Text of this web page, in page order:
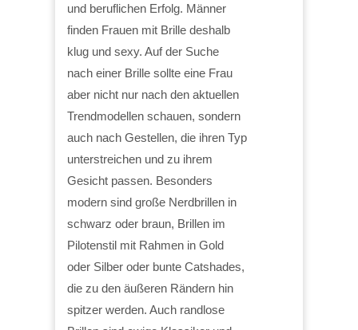
und beruflichen Erfolg. Männer
finden Frauen mit Brille deshalb
klug und sexy. Auf der Suche
nach einer Brille sollte eine Frau
aber nicht nur nach den aktuellen
Trendmodellen schauen, sondern
auch nach Gestellen, die ihren Typ
unterstreichen und zu ihrem
Gesicht passen. Besonders
modern sind große Nerdbrillen in
schwarz oder braun, Brillen im
Pilotenstil mit Rahmen in Gold
oder Silber oder bunte Catshades,
die zu den äußeren Rändern hin
spitzer werden. Auch randlose